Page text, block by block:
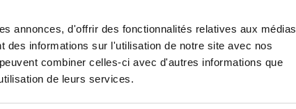
annonces, d'offrir des fonctionnalités relatives aux médias
des informations sur l'utilisation de notre site avec nos
combiner celles-ci avec d'autres informations que
de leurs services.